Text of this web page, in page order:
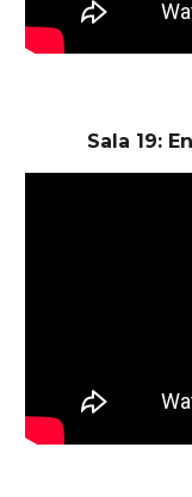
Sala 19: